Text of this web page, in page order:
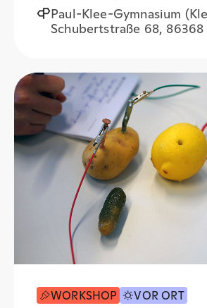
Paul-Klee-Gymnasium
Schubertstraße 68,
WORKSHOP VOR ORT